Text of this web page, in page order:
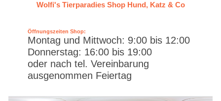
Wolfi's Tierparadies Shop Hund, Katz & Co
Öffnungszeiten Shop:
Montag und Mittwoch: 9:00 bis 12:00
Donnerstag: 16:00 bis 19:00
oder nach tel. Vereinbarung
ausgenommen Feiertag